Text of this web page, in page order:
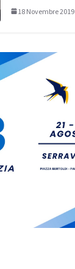
18 Novembre 2019